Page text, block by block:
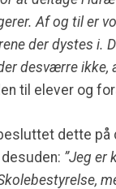
Af og til er
der dystes i.
desværre ikke,
til elever og
dette
”Jeg er